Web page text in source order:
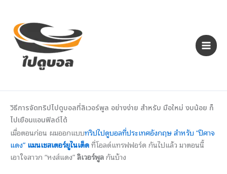
content
วิธีการจัดทริปไปดูบอลที่ลิเวอร์พูล อย่างง่าย สำหรับ มือใหม่ งบน้อย ก็
ไปเยือนแอนฟิลด์ได้
เมื่อตอนก่อน ผมออกแบบทริปไปดูบอลที่ประเทศอังกฤษ สำหรับ “ปีศาจ
แดง” แมนเชสเตอร์ยูไนเต็ดที่โอลด์แทรฟฟอร์ด กันไปแล้ว มาตอนนี้
เอาใจสาวก “หงส์แดง”ลิเวอร์พูลกันบ้าง